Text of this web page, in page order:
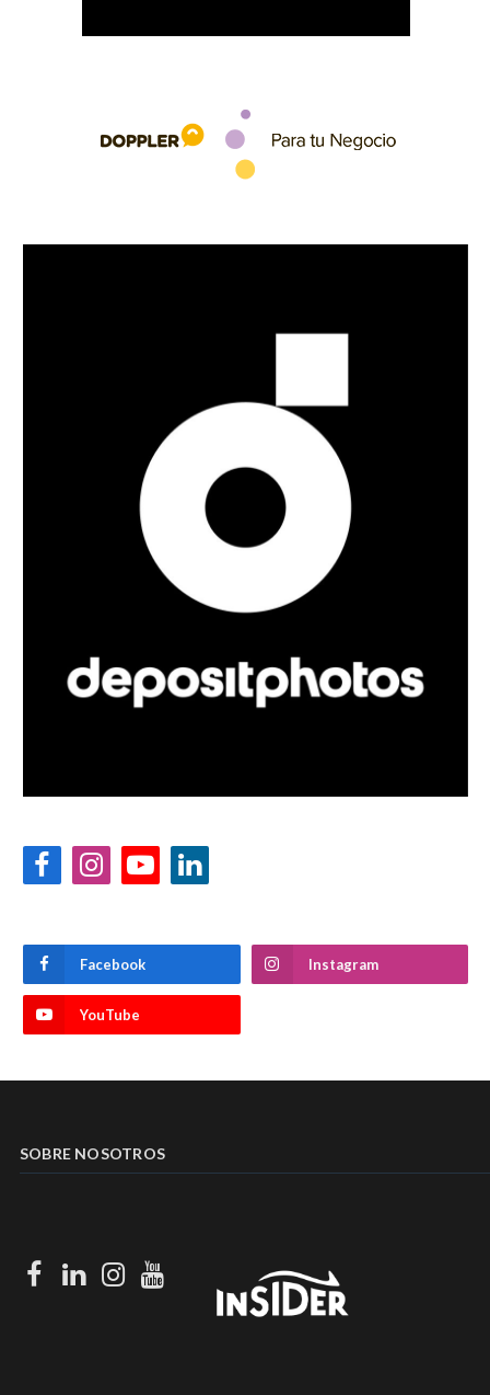
FacebookInstagramYouTubeLinkedIn
Facebook Instagram
YouTube
SOBRE NOSOTROS
Facebook
LinkedIn
Instagram
Youtube